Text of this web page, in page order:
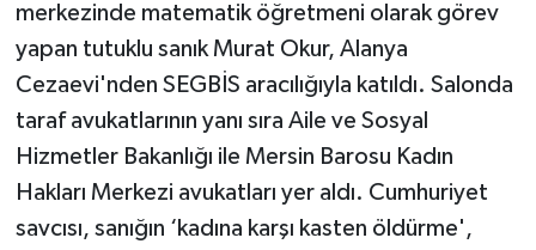
merkezinde matematik öğretmeni olarak görev
yapan tutuklu sanık Murat Okur, Alanya
Cezaevi'nden SEGBİS aracılığıyla katıldı. Salonda
taraf avukatlarının yanı sıra Aile ve Sosyal
Hizmetler Bakanlığı ile Mersin Barosu Kadın
Hakları Merkezi avukatları yer aldı. Cumhuriyet
savcısı, sanığın ‘kadına karşı kasten öldürme',